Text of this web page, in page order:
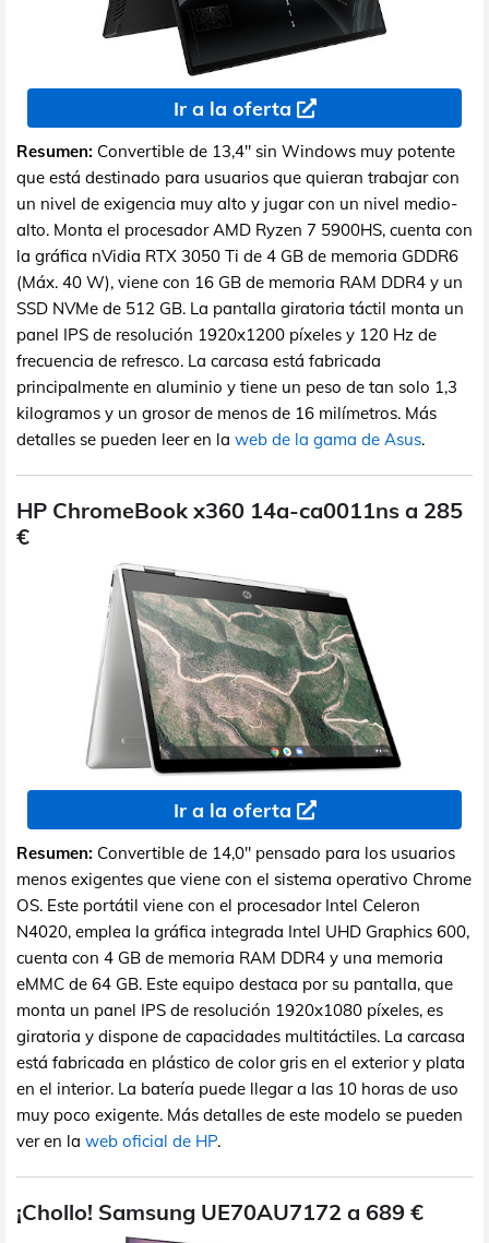
Ir a la oferta
Resumen: Convertible de 13,4" sin Windows muy potente
que está destinado para usuarios que quieran trabajar con
un nivel de exigencia muy alto y jugar con un nivel medio-
alto. Monta el procesador AMD Ryzen 7 5900HS, cuenta con
la gráfica nVidia RTX 3050 Ti de 4 GB de memoria GDDR6
(Máx. 40 W), viene con 16 GB de memoria RAM DDR4 y un
SSD NVMe de 512 GB. La pantalla giratoria táctil monta un
panel IPS de resolución 1920x1200 píxeles y 120 Hz de
frecuencia de refresco. La carcasa está fabricada
principalmente en aluminio y tiene un peso de tan solo 1,3
kilogramos y un grosor de menos de 16 milímetros. Más
detalles se pueden leer en la web de la gama de Asus.
HP ChromeBook x360 14a-ca0011ns a 285
€
Ir a la oferta
Resumen: Convertible de 14,0" pensado para los usuarios
menos exigentes que viene con el sistema operativo Chrome
OS. Este portátil viene con el procesador Intel Celeron
N4020, emplea la gráfica integrada Intel UHD Graphics 600,
cuenta con 4 GB de memoria RAM DDR4 y una memoria
eMMC de 64 GB. Este equipo destaca por su pantalla, que
monta un panel IPS de resolución 1920x1080 píxeles, es
giratoria y dispone de capacidades multitáctiles. La carcasa
está fabricada en plástico de color gris en el exterior y plata
en el interior. La batería puede llegar a las 10 horas de uso
muy poco exigente. Más detalles de este modelo se pueden
ver en la web oficial de HP.
¡Chollo! Samsung UE70AU7172 a 689 €